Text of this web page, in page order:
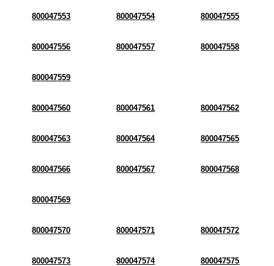
800047553 800047554 800047555
800047556 800047557 800047558
800047559
800047560 800047561 800047562
800047563 800047564 800047565
800047566 800047567 800047568
800047569
800047570 800047571 800047572
800047573 800047574 800047575